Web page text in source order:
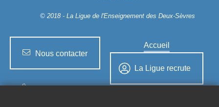
© 2018 - La Ligue de l'Enseignement des Deux-Sèvres
Nous contacter
Accueil
La Ligue recrute